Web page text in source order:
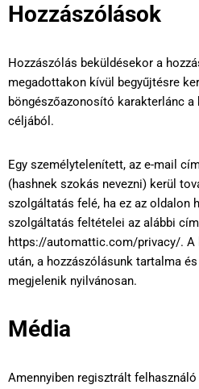
Hozzászólások
Hozzászólás beküldésekor a
megadottakon kívül begyűjtésre
böngészőazonosító karakterlánc
céljából.
Egy személytelenített, az e-mail
(hashnek szokás nevezni) kerül
szolgáltatás felé, ha ez az oldalon
szolgáltatás feltételei az alábbi
https://automattic.com/privacy/. A
után, a hozzászólásunk tartalma
megjelenik nyilvánosan.
Média
Amennyiben regisztrált